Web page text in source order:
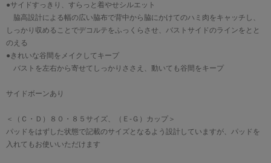
●サイドすっきり、すらっと着やせシルエット
脇高設計による幅の広い脇布で背中から脇にかけてのハミ肉をキャッチし、
しっかり収めることでデコルテをふっくらさせ、バストサイドのラインをとと
のえる
●きれいな谷間をメイクしてキープ
バストを左右から寄せてしっかりささえ、動いても谷間をキープ
サイドボーンあり
＜（Ｃ・Ｄ）８０・８５サイズ、（Ｅ-Ｇ）カップ＞
パッドをはずした状態で記載のサイズとなるよう設計していますが、パッドを
入れてもお使いいただけます